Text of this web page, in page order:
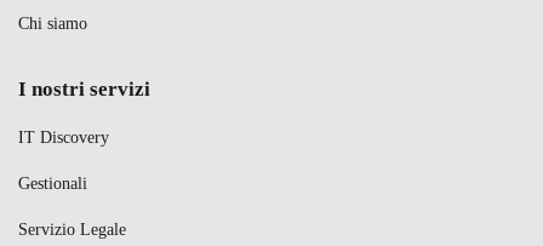
Chi siamo
I nostri servizi
IT Discovery
Gestionali
Servizio Legale